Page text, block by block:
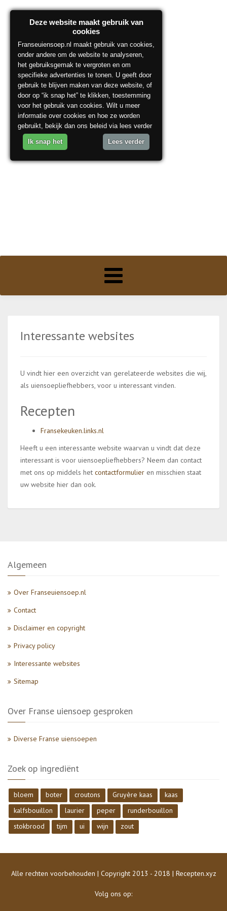
Toggle
navigation
Interessante websites
U vindt hier een overzicht van gerelateerde websites die wij,
als uiensoepliefhebbers, voor u interessant vinden.
Recepten
Fransekeuken.links.nl
Heeft u een interessante website waarvan u vindt dat deze
interessant is voor uiensoepliefhebbers? Neem dan contact
met ons op middels het contactformulier en misschien staat
uw website hier dan ook.
Algemeen
Over Franseuiensoep.nl
Contact
Disclaimer en copyright
Privacy policy
Interessante websites
Sitemap
Over Franse uiensoep gesproken
Diverse Franse uiensoepen
Zoek op ingrediënt
bloem boter croutons Gruyère kaas
kaas
kalfsbouillon
laurier peper
runderbouillon
stokbrood
tijm ui wijn zout
Alle rechten voorbehouden | Copyright 2013 - 2018 | Recepten.xyz
Volg ons op:
Deze website maakt gebruik van
cookies
Franseuiensoep.nl maakt gebruik van cookies,
onder andere om de website te analyseren,
het gebruiksgemak te vergroten en om
specifieke advertenties te tonen. U geeft door
gebruik te blijven maken van deze website, of
door op “ik snap het” te klikken, toestemming
voor het gebruik van cookies. Wilt u meer
informatie over cookies en hoe ze worden
gebruikt, bekijk dan ons beleid via lees verder
Ik snap het Lees verder